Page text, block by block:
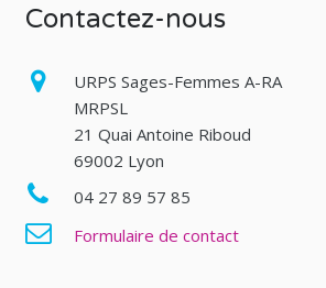
Contactez-nous
URPS Sages-Femmes A-RA
MRPSL
21 Quai Antoine Riboud
69002 Lyon
04 27 89 57 85
Formulaire de contact